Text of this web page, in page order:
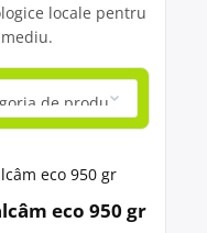
locale pentru
eco 950 gr